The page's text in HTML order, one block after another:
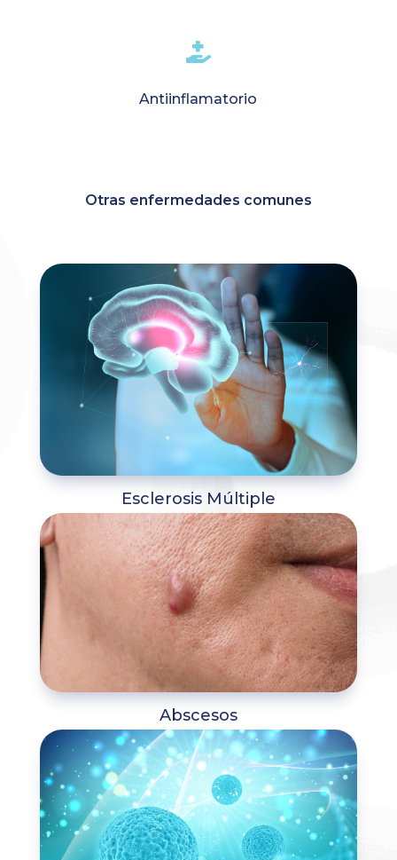

Antiinflamatorio
Otras enfermedades comunes
Esclerosis Múltiple
Abscesos